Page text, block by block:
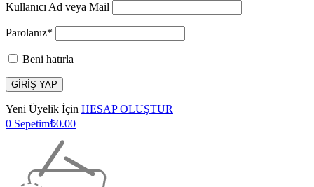
Kullanıcı Ad veya Mail
Parolanız*
Beni hatırla
Yeni Üyelik İçin HESAP OLUŞTUR
0 Sepetim₺0.00